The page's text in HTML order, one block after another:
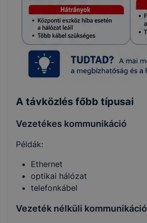
A távközlés főbb típusai
Vezetékes kommunikáció
Példák:
Ethernet
optikai hálózat
telefonkábel
Vezeték nélküli kommunikáció